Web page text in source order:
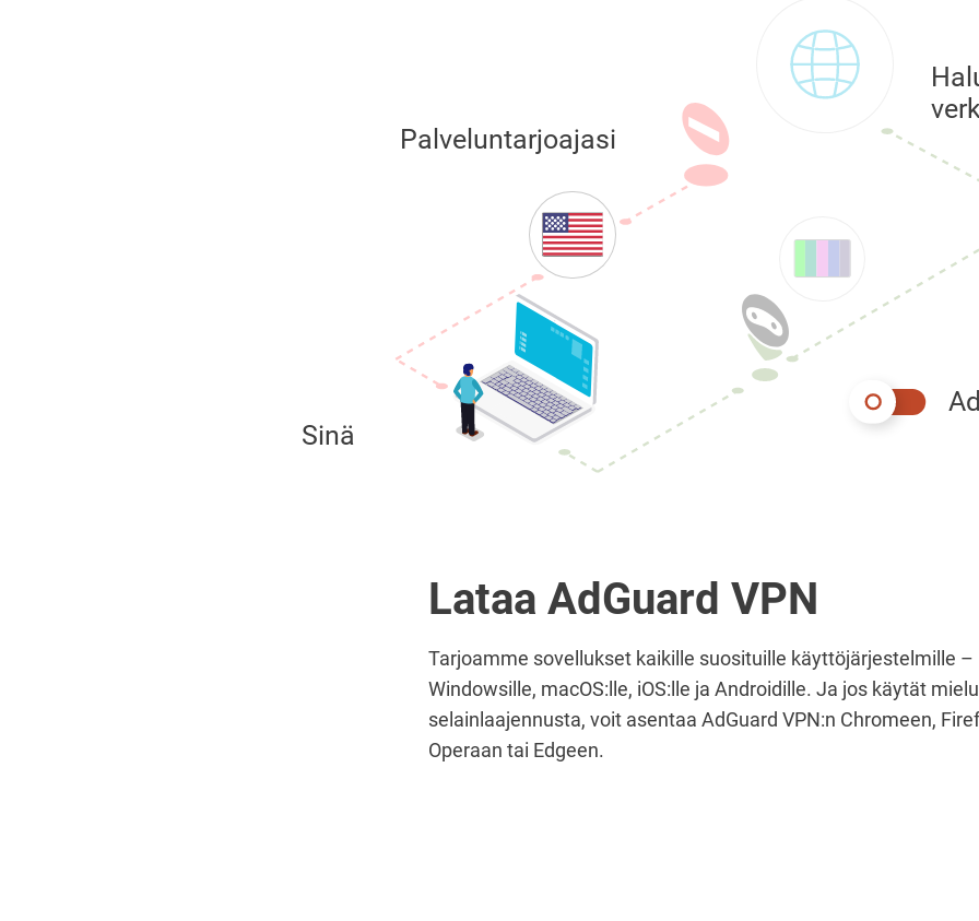
Palveluntarjoajasi
Sinä
Lataa AdGuard VPN
Tarjoamme sovellukset kaikille suosituille käyttöjärjestelmille –
Windowsille, macOS:lle, iOS:lle ja Androidille. Ja jos käytät
selainlaajennusta, voit asentaa AdGuard VPN:n Chromeen,
Operaan tai Edgeen.